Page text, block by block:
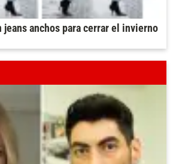
jeans anchos para cerrar el invierno